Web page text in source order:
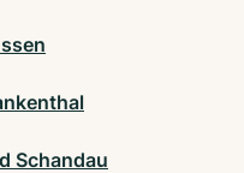
Schandau